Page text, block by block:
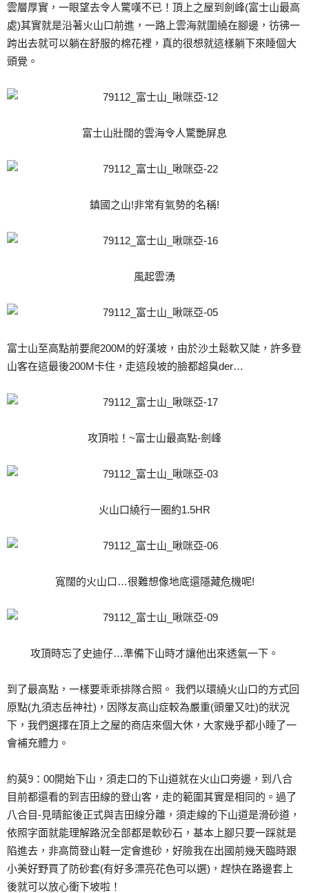
雲層厚實，一眼望去令人驚嘆不已！頂上之屋到劍峰(富士山最高
處)其實就是沿著火山口前進，一路上雲海就圍繞在腳邊，彷彿一
跨出去就可以躺在舒服的棉花裡，真的很想就這樣躺下來睡個大
頭覺。
富士山壯闊的雲海令人驚艷屏息
鎮國之山!非常有氣勢的名稱!
風起雲湧
富士山至高點前要爬200M的好漢坡，由於沙土鬆軟又陡，許多登
山客在這最後200M卡住，走這段坡的臉都超臭der…
攻頂啦！~富士山最高點-劍峰
火山口繞行一圈約1.5HR
寬闊的火山口…很難想像地底還隱藏危機呢!
攻頂時忘了史迪仔…準備下山時才讓他出來透氣一下。
到了最高點，一樣要乖乖排隊合照。 我們以環繞火山口的方式回
原點(九須志岳神社)，因隊友高山症較為嚴重(頭暈又吐)的狀況
下，我們選擇在頂上之屋的商店來個大休，大家幾乎都小睡了一
會補充體力。
約莫9：00開始下山，須走口的下山道就在火山口旁邊，到八合
目前都還看的到吉田線的登山客，走的範圍其實是相同的。過了
八合目-見晴館後正式與吉田線分離，須走線的下山道是滑砂道，
依照字面就能理解路況全部都是軟砂石，基本上腳只要一踩就是
陷進去，非高筒登山鞋一定會進砂，好險我在出國前幾天臨時跟
小美好野買了防砂套(有好多漂亮花色可以選)，趕快在路邊套上
後就可以放心衝下坡啦！